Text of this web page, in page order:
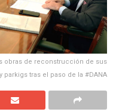
obras de reconstrucción de sus
parkigs tras el paso de la #DANA